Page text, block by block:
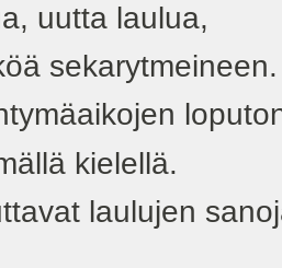
uutta laulua,
sekarytmeineen.
kielellä.
laulujen